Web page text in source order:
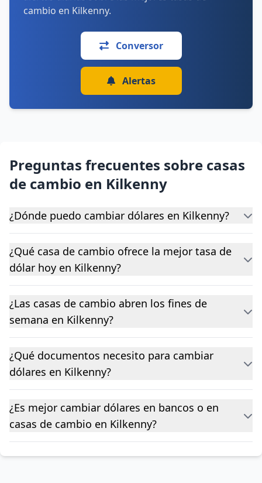
cambio en Kilkenny.
Conversor
Alertas
Preguntas frecuentes sobre casas
de cambio en Kilkenny
¿Dónde puedo cambiar dólares en Kilkenny?
¿Qué casa de cambio ofrece la mejor tasa de
dólar hoy en Kilkenny?
¿Las casas de cambio abren los fines de
semana en Kilkenny?
¿Qué documentos necesito para cambiar
dólares en Kilkenny?
¿Es mejor cambiar dólares en bancos o en
casas de cambio en Kilkenny?